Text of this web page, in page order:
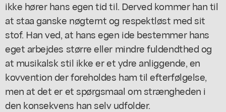
ikke hører hans egen tid til. Derved kommer han til
at staa ganske nøgternt og respektløst med sit
stof. Han ved, at hans egen ide bestemmer hans
eget arbejdes større eller mindre fuldendthed og
at musikalsk stil ikke er et ydre anliggende, en
kovvention der foreholdes ham til efterfølgelse,
men at det er et spørgsmaal om strængheden i
den konsekvens han selv udfolder.